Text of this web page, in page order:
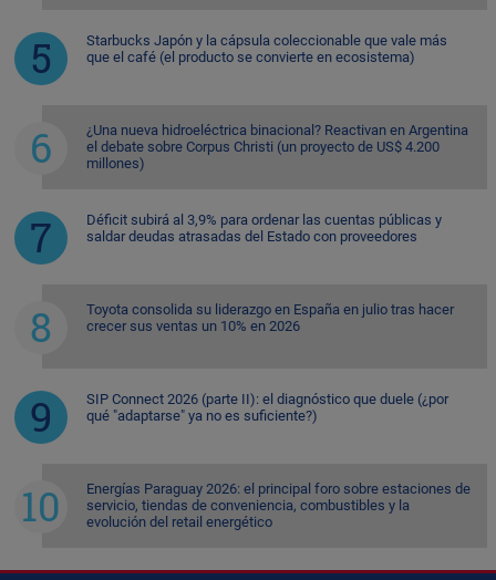
Starbucks Japón y la cápsula coleccionable que vale más
que el café (el producto se convierte en ecosistema)
¿Una nueva hidroeléctrica binacional? Reactivan en Argentina
el debate sobre Corpus Christi (un proyecto de US$ 4.200
millones)
Déficit subirá al 3,9% para ordenar las cuentas públicas y
saldar deudas atrasadas del Estado con proveedores
Toyota consolida su liderazgo en España en julio tras hacer
crecer sus ventas un 10% en 2026
SIP Connect 2026 (parte II): el diagnóstico que duele (¿por
qué "adaptarse" ya no es suficiente?)
Energías Paraguay 2026: el principal foro sobre estaciones de
servicio, tiendas de conveniencia, combustibles y la
evolución del retail energético